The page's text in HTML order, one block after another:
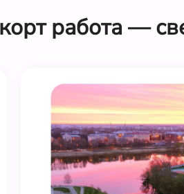
работа —